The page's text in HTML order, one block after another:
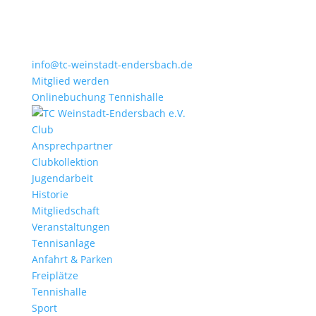
info@tc-weinstadt-endersbach.de
Mitglied werden
Onlinebuchung Tennishalle
Club
Ansprechpartner
Clubkollektion
Jugendarbeit
Historie
Mitgliedschaft
Veranstaltungen
Tennisanlage
Anfahrt & Parken
Freiplätze
Tennishalle
Sport